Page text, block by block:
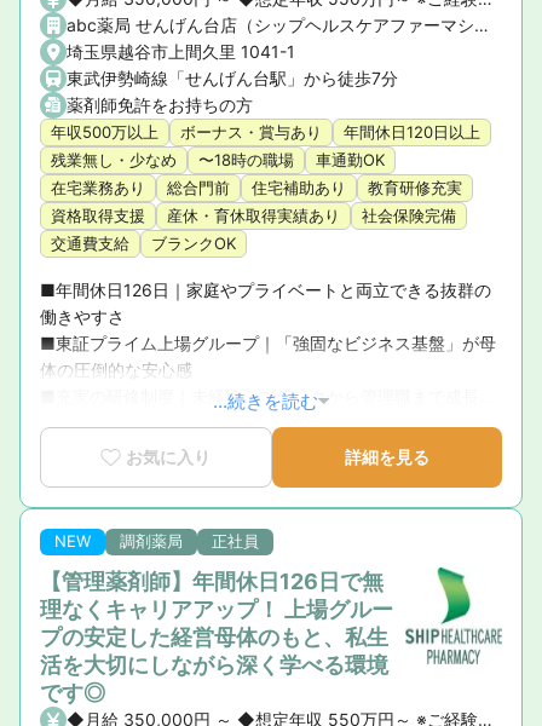
abc薬局 せんげん台店（シップヘルスケアファーマシー株式会社）
埼玉県越谷市上間久里 1041-1
東武伊勢崎線「せんげん台駅」から徒歩7分
薬剤師免許をお持ちの方
年収500万以上 ボーナス・賞与あり
年間休日120日以上
残業無し・少なめ
〜18時の職場
車通勤OK
在宅業務あり
総合門前 住宅補助あり
教育研修充実
資格取得支援
産休・育休取得実績あり
社会保険完備
交通費支給
ブランクOK
■年間休日126日｜家庭やプライベートと両立できる抜群の
働きやすさ
■東証プライム上場グループ｜「強固なビジネス基盤」が母
体の圧倒的な安心感
■充実の研修制度｜未経験・ブランクから管理職まで成長を
徹底サポート
■育休復帰率100％！｜ライフステージの変化に寄り添う手
厚いサポート体制
■新卒3年定着率95.5％｜「社員が転職活動をしなくていい
環境」を追求した実績
...続きを読む
お気に入り 詳細を見る
NEW 調剤薬局 正社員
【管理薬剤師】年間休日126日で無
理なくキャリアアップ！ 上場グルー
プの安定した経営母体のもと、私生
活を大切にしながら深く学べる環境
です◎
◆月給 350,000円 ～ ◆想定年収 550万円～ ※ご経験や前職の給与を考慮の上、決定いたします。 ◆昇給・賞与 ・昇給： あり ・賞与： あり（年2回）